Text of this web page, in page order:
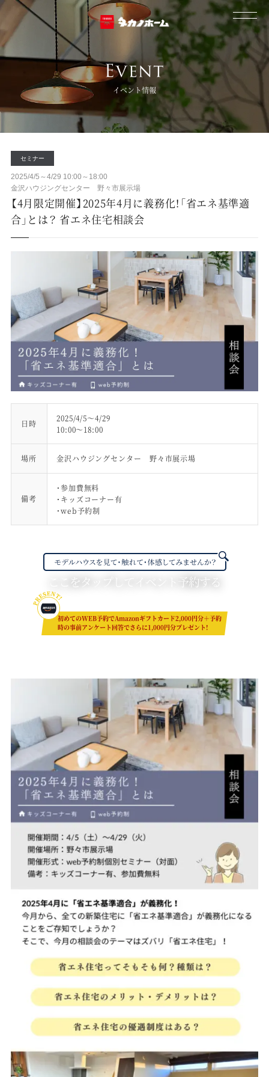
イベント情報
セミナー
2025/4/5～4/29 10:00～18:00
金沢ハウジングセンター 野々市展示場
【4月限定開催】2025年4月に義務化！「省エネ基準適
合」とは？ 省エネ住宅相談会
日時
2025/4/5～4/29
10:00～18:00
場所 金沢ハウジングセンター 野々市展示場
備考
・参加費無料
・キッズコーナー有
・web予約制
ここをタップしてイベント予約する
初めてのWEB予約でAmazonギフトカード2,000円分＋予約
時の事前アンケート回答でさらに1,000円分プレゼント!